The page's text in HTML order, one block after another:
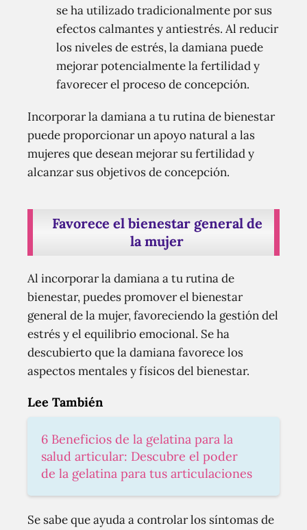
se ha utilizado tradicionalmente por sus
efectos calmantes y antiestrés. Al reducir
los niveles de estrés, la damiana puede
mejorar potencialmente la fertilidad y
favorecer el proceso de concepción.
Incorporar la damiana a tu rutina de bienestar
puede proporcionar un apoyo natural a las
mujeres que desean mejorar su fertilidad y
alcanzar sus objetivos de concepción.
Favorece el bienestar general de
la mujer
Al incorporar la damiana a tu rutina de
bienestar, puedes promover el bienestar
general de la mujer, favoreciendo la gestión del
estrés y el equilibrio emocional. Se ha
descubierto que la damiana favorece los
aspectos mentales y físicos del bienestar.
Lee También
6 Beneficios de la gelatina para la
salud articular: Descubre el poder
de la gelatina para tus articulaciones
Se sabe que ayuda a controlar los síntomas de